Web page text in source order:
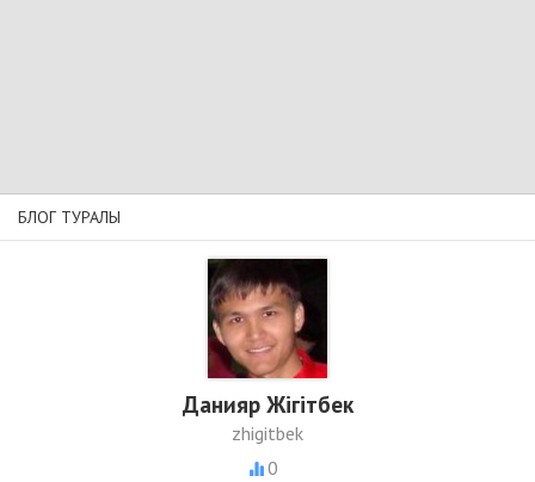
БЛОГ ТУРАЛЫ
Данияр Жігітбек
zhigitbek
0